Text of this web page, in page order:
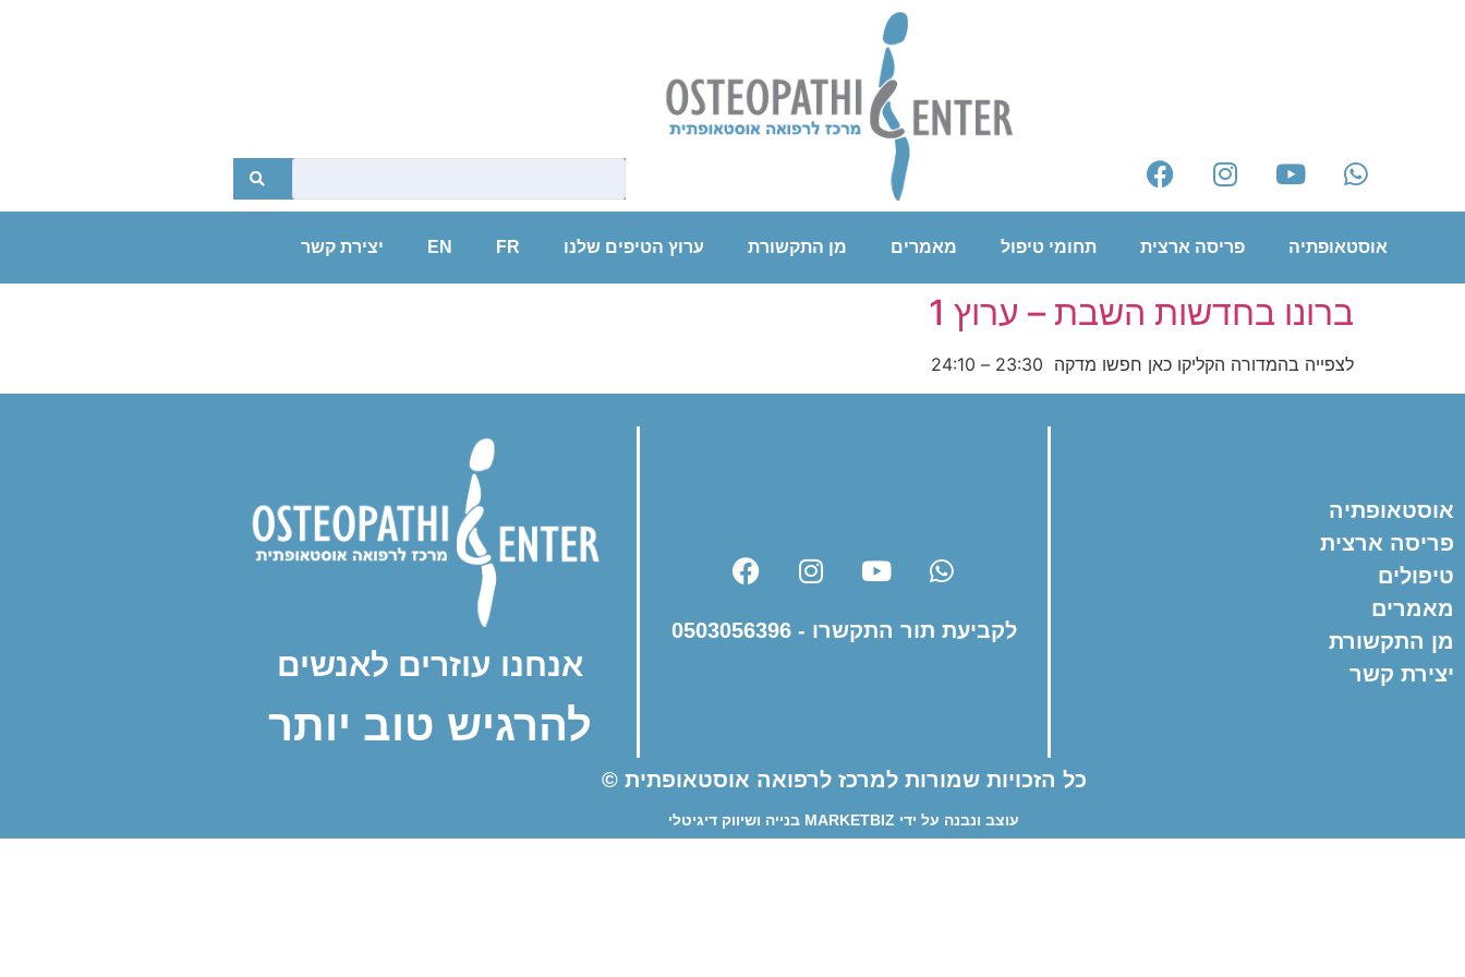
אוסטאופתיה פריסה ארצית תחומי טיפול מאמרים מן התקשורת ערוץ הטיפים שלנו FR
EN יצירת קשר
ברונו בחדשות השבת – ערוץ 1
לצפייה בהמדורה הקליקו כאן חפשו מדקה 23:30 – 24:10
אוסטאופתיה
פריסה ארצית
טיפולים
מאמרים
מן התקשורת
יצירת קשר
לקביעת תור התקשרו - 0503056396
אנחנו עוזרים לאנשים
להרגיש טוב יותר
כל הזכויות שמורות למרכז לרפואה אוסטאופתית ©
עוצב ונבנה על ידי MARKETBIZ בנייה ושיווק דיגיטלי